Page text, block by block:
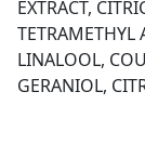
EXTRACT,
TETRAMETHYL
LINALOOL,
GERANIOL,